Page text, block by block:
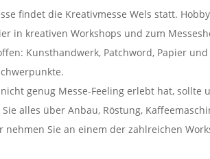
findet die Kreativmesse Wels statt.
in kreativen Workshops und zum
Kunsthandwerk, Patchword, Papier
genug Messe-Feeling erlebt hat, sollte
alles über Anbau, Röstung,
nehmen Sie an einem der zahlreichen